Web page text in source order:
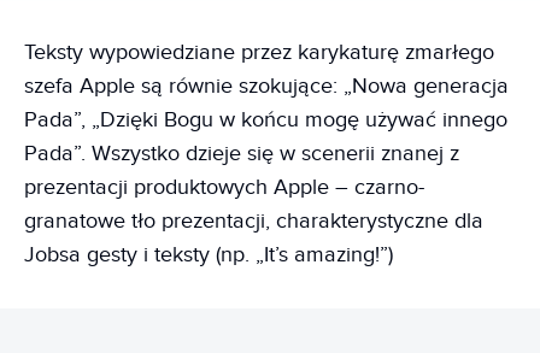
Teksty wypowiedziane przez karykaturę zmarłego
szefa Apple są równie szokujące: „Nowa generacja
Pada”, „Dzięki Bogu w końcu mogę używać innego
Pada”. Wszystko dzieje się w scenerii znanej z
prezentacji produktowych Apple – czarno-
granatowe tło prezentacji, charakterystyczne dla
Jobsa gesty i teksty (np. „It’s amazing!”)